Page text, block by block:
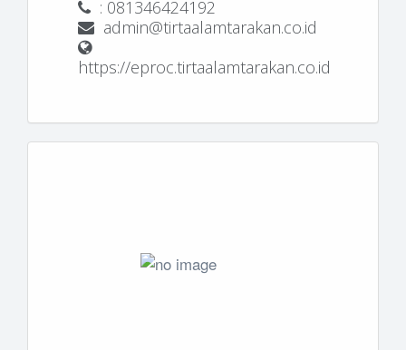
: 081346424192
admin@tirtaalamtarakan.co.id
https://eproc.tirtaalamtarakan.co.id